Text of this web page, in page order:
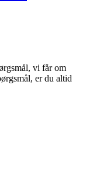
vi får om
er du altid